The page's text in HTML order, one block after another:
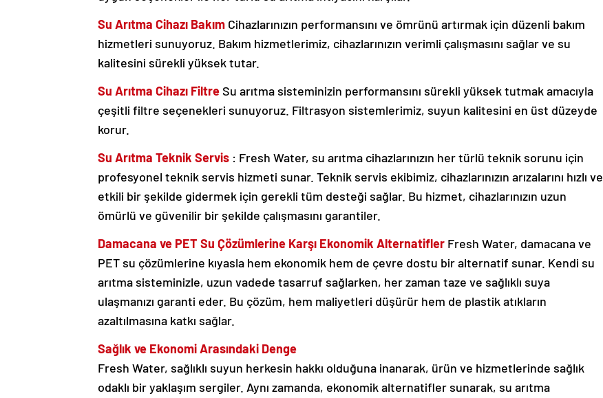
Su Arıtma Cihazı Bakım Cihazlarınızın performansını ve ömrünü artırmak için düzenli bakım
hizmetleri sunuyoruz. Bakım hizmetlerimiz, cihazlarınızın verimli çalışmasını sağlar ve su
kalitesini sürekli yüksek tutar.
Su Arıtma Cihazı FiltreSu arıtma sisteminizin performansını sürekli yüksek tutmak amacıyla
çeşitli filtre seçenekleri sunuyoruz. Filtrasyon sistemlerimiz, suyun kalitesini en üst düzeyde
korur.
Su Arıtma Teknik Servis : Fresh Water, su arıtma cihazlarınızın her türlü teknik sorunu için
profesyonel teknik servis hizmeti sunar. Teknik servis ekibimiz, cihazlarınızın arızalarını hızlı ve
etkili bir şekilde gidermek için gerekli tüm desteği sağlar. Bu hizmet, cihazlarınızın uzun
ömürlü ve güvenilir bir şekilde çalışmasını garantiler.
Damacana ve PET Su Çözümlerine Karşı Ekonomik Alternatifler Fresh Water, damacana ve
PET su çözümlerine kıyasla hem ekonomik hem de çevre dostu bir alternatif sunar. Kendi su
arıtma sisteminizle, uzun vadede tasarruf sağlarken, her zaman taze ve sağlıklı suya
ulaşmanızı garanti eder. Bu çözüm, hem maliyetleri düşürür hem de plastik atıkların
azaltılmasına katkı sağlar.
Sağlık ve Ekonomi Arasındaki Denge
Fresh Water, sağlıklı suyun herkesin hakkı olduğuna inanarak, ürün ve hizmetlerinde sağlık
odaklı bir yaklaşım sergiler. Aynı zamanda, ekonomik alternatifler sunarak, su arıtma